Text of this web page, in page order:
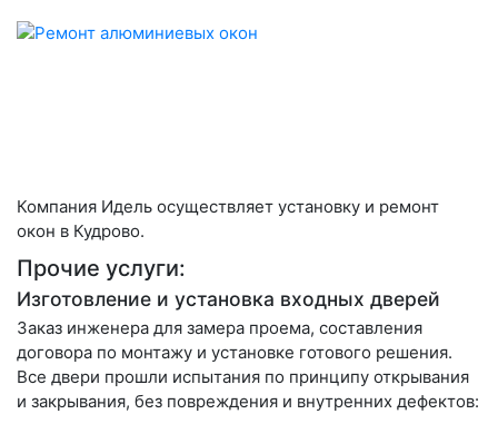
Компания Идель осуществляет установку и ремонт
окон в Кудрово.
Прочие услуги:
Изготовление и установка входных дверей
Заказ инженера для замера проема, составления
договора по монтажу и установке готового решения.
Все двери прошли испытания по принципу открывания
и закрывания, без повреждения и внутренних дефектов: